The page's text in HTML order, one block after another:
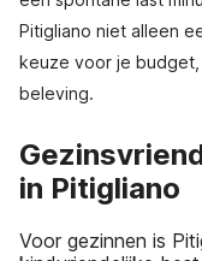
Pitigliano niet alleen
keuze voor je
beleving.
in Pitigliano
Voor gezinnen is